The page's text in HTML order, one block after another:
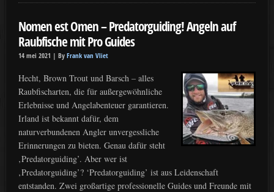
Nomen est Omen – Predatorguiding! Angeln auf
Raubfische mit Pro Guides
14 mei 2021 | By Frank van Vliet
Hecht, Brown Trout und Barsch – alles
Raubfischarten, die für außergewöhnliche
Erlebnisse und Angelabenteuer garantieren.
Irland ist bekannt dafür, dem
naturverbundenen Angler unvergessliche
Erinnerungen zu bieten. Genau dafür steht
‚Predatorguiding’. Aber wer ist
‚Predatorguiding’? ‘Predatorguiding’ ist aus Leidenschaft
entstanden. Zwei großartige professionelle Guides und Freunde mit